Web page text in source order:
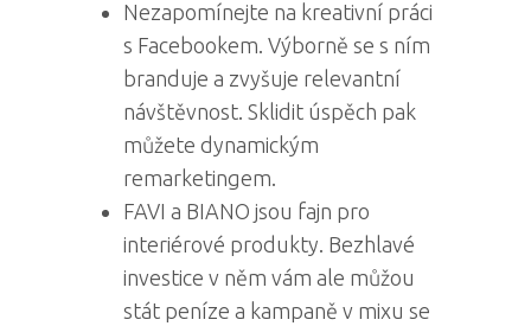
Nezapomínejte na kreativní práci
s Facebookem. Výborně se s ním
branduje a zvyšuje relevantní
návštěvnost. Sklidit úspěch pak
můžete dynamickým
remarketingem.
FAVI a BIANO jsou fajn pro
interiérové produkty. Bezhlavé
investice v něm vám ale můžou
stát peníze a kampaně v mixu se